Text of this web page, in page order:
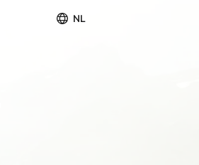
NL